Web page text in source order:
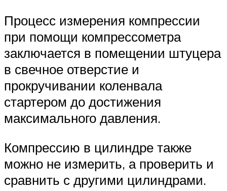
Процесс измерения компрессии
при помощи компрессометра
заключается в помещении штуцера
в свечное отверстие и
прокручивании коленвала
стартером до достижения
максимального давления.
Компрессию в цилиндре также
можно не измерить, а проверить и
сравнить с другими цилиндрами.